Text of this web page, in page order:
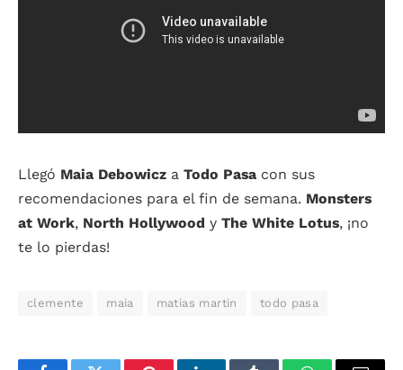
Llegó Maia Debowicz a Todo Pasa con sus
recomendaciones para el fin de semana. Monsters
at Work, North Hollywood y The White Lotus, ¡no
te lo pierdas!
clemente maia matias martin todo pasa